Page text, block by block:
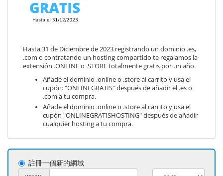
Hasta 31 de Diciembre de 2023 registrando un dominio .es,
.com o contratando un hosting compartido te regalamos la
extensión .ONLINE o .STORE totalmente gratis por un año.
Añade el dominio .online o .store al carrito y usa el
cupón: "ONLINEGRATIS" después de añadir el .es o
.com a tu compra.
Añade el dominio .online o .store al carrito y usa el
cupón "ONLINEGRATISHOSTING" después de añadir
cualquier hosting a tu compra.
註冊一個新的網域